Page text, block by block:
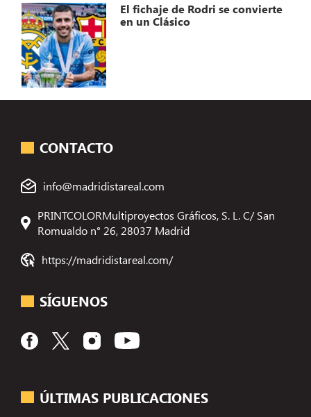
El fichaje de Rodri se convierte
en un Clásico
ÚLTIMAS PUBLICACIONES
CONTACTO
info@madridistareal.com
PRINTCOLORMultiproyectos Gráficos, S. L. C/ San
Romualdo n° 26, 28037 Madrid
https://madridistareal.com/
SÍGUENOS